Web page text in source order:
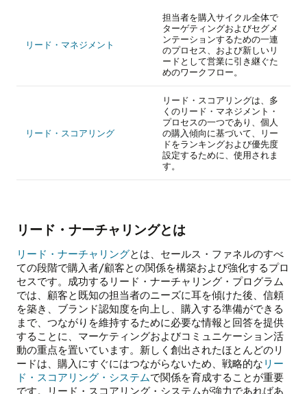
リード・マネジメント
担当者を購入サイクル全体で
ターゲティングおよびセグメ
ンテーションするための一連
のプロセス、および新しいリ
ードとして営業に引き継ぐた
めのワークフロー。
リード・スコアリング
リード・スコアリングは、多
くのリード・マネジメント・
プロセスの一つであり、個人
の購入傾向に基づいて、リー
ドをランキングおよび優先度
設定するために、使用されま
す。
リード・ナーチャリングとは
リード・ナーチャリングとは、セールス・ファネルのすべ
ての段階で購入者/顧客との関係を構築および強化するプロ
セスです。成功するリード・ナーチャリング・プログラム
では、顧客と既知の担当者のニーズに耳を傾けた後、信頼
を築き、ブランド認知度を向上し、購入する準備ができる
まで、つながりを維持するために必要な情報と回答を提供
することに、マーケティングおよびコミュニケーション活
動の重点を置いています。新しく創出されたほとんどのリ
ードは、購入にすぐにはつながらないため、戦略的な リー
ド・スコアリング・システムで関係を育成することが重要
です。リード・スコアリング・システムが強力であればあ